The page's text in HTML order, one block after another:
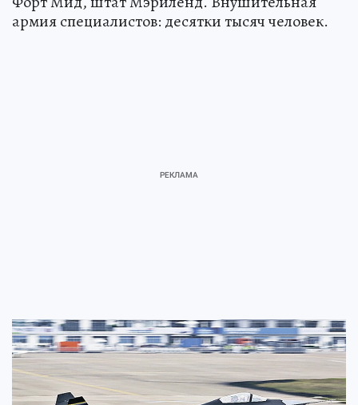
армия специалистов: десятки тысяч человек.